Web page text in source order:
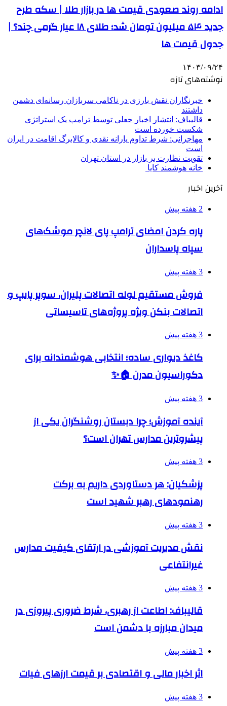
ادامه روند صعودی قیمت ها در بازار طلا | سکه طرح
جدید ۵۴ میلیون تومان شد؛ طلای ۱۸ عیار گرمی چند؟ |
جدول قیمت ها
۱۴۰۳/۰۹/۲۴
نوشته‌های تازه
خبرنگاران نقش بارزی در ناکامی سربازان رسانه‌ای دشمن
داشتند
قالیباف: انتشار اخبار جعلی توسط ترامپ یک استراتژی
شکست خورده است
مهاجرانی: شرط تداوم یارانه نقدی و کالابرگ اقامت در ایران
است
تقویت نظارت بر بازار در استان تهران
خانه هوشمند کایا
آخرین اخبار
2 هفته پیش
پاره کردن امضای ترامپ پای لانچر موشک‌های
سپاه پاسداران
3 هفته پیش
فروش مستقیم لوله اتصالات پلیران، سوپر پایپ و
اتصالات بنکن ویژه پروژه‌های تاسیساتی
3 هفته پیش
کاغذ دیواری ساده؛ انتخابی هوشمندانه برای
دکوراسیون مدرن 🏠✨
3 هفته پیش
آینده آموزش؛ چرا دبستان روشنگران یکی از
پیشروترین مدارس تهران است؟
3 هفته پیش
پزشکیان: هر دستاوردی داریم به برکت
رهنمودهای رهبر شهید است
3 هفته پیش
نقش مدیریت آموزشی در ارتقای کیفیت مدارس
غیرانتفاعی
3 هفته پیش
قالیباف: اطاعت از رهبری، شرط ضروری پیروزی در
میدان مبارزه با دشمن است
3 هفته پیش
اثر اخبار مالی و اقتصادی بر قیمت ارزهای فیات
3 هفته پیش